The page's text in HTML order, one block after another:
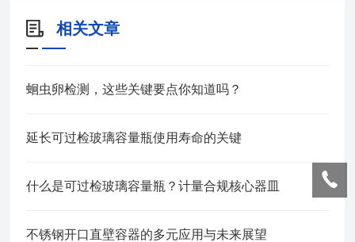
相关文章
蛔虫卵检测，这些关键要点你知道吗？
延长可过检玻璃容量瓶使用寿命的关键
什么是可过检玻璃容量瓶？计量合规核心器皿
不锈钢开口直壁容器的多元应用与未来展望